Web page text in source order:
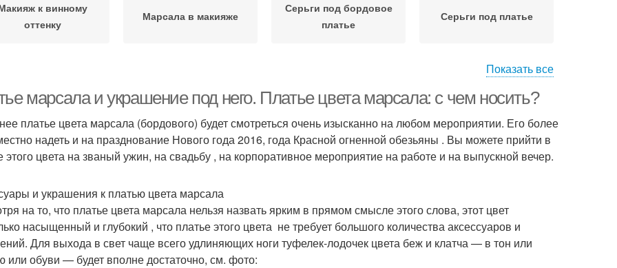
к винному
оттенку
Марсала в макияже
Серьги под бордовое
платье
Серьги под платье
платье
к платью Бордовое платье
Показать все
марсала и украшение под него. Платье цвета марсала: с чем носить?
платье цвета марсала (бордового) будет смотреться очень изысканно на любом мероприятии. Его более
надеть и на празднование Нового года 2016, года Красной огненной обезьяны . Вы можете прийти в
этого цвета на званый ужин, на свадьбу , на корпоративное мероприятие на работе и на выпускной вечер.
и украшения к платью цвета марсала
на то, что платье цвета марсала нельзя назвать ярким в прямом смысле этого слова, этот цвет
насыщенный и глубокий , что платье этого цвета не требует большого количества аксессуаров и
Для выхода в свет чаще всего удлиняющих ноги туфелек-лодочек цвета беж и клатча — в тон или
или обуви — будет вполне достаточно, см. фото: